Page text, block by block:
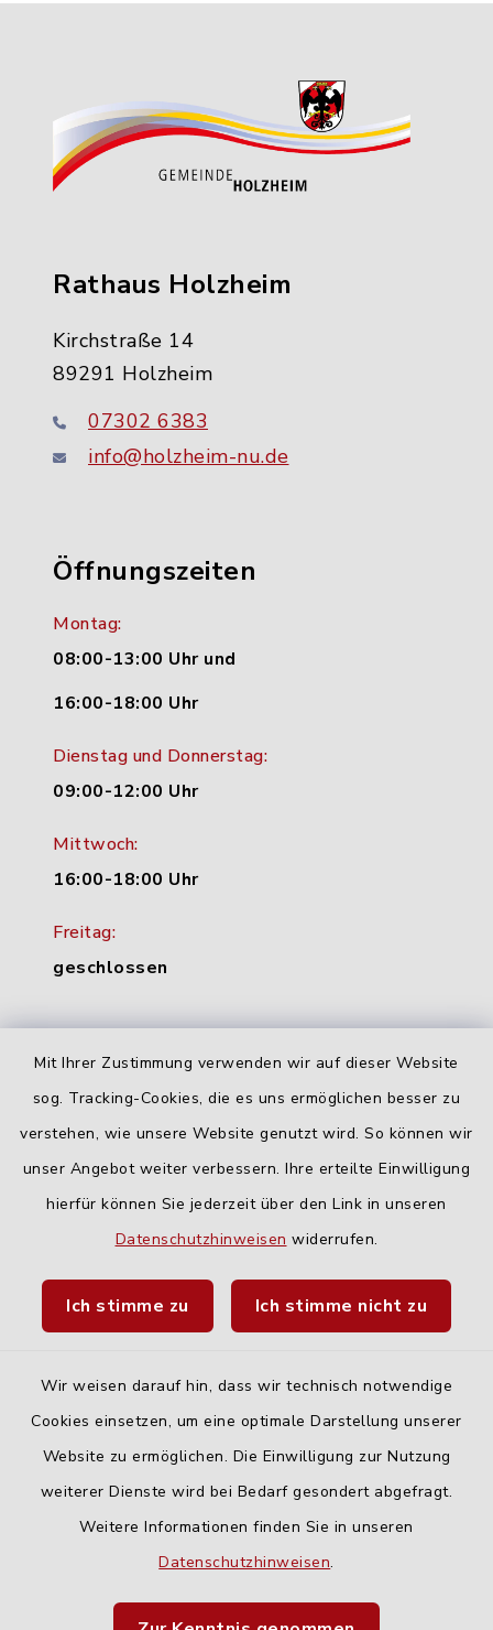
Mit Ihrer Zustimmung verwenden wir auf dieser Website
sog. Tracking-Cookies, die es uns ermöglichen besser zu
verstehen, wie unsere Website genutzt wird. So können wir
unser Angebot weiter verbessern. Ihre erteilte Einwilligung
hierfür können Sie jederzeit über den Link in unseren
Datenschutzhinweisen widerrufen.
Ich stimme zu Ich stimme nicht zu
Wir weisen darauf hin, dass wir technisch notwendige
Cookies einsetzen, um eine optimale Darstellung unserer
Website zu ermöglichen. Die Einwilligung zur Nutzung
weiterer Dienste wird bei Bedarf gesondert abgefragt.
Weitere Informationen finden Sie in unseren
Datenschutzhinweisen.
Rathaus Holzheim
Kirchstraße 14
89291 Holzheim
07302 6383
info@holzheim-nu.de
Öffnungszeiten
Montag:
08:00-13:00 Uhr und
16:00-18:00 Uhr
Dienstag und Donnerstag:
09:00-12:00 Uhr
Mittwoch:
16:00-18:00 Uhr
Freitag:
geschlossen
Landratsamt Neu-Ulm
Fahrplanauskunft DING
Kontakt
Datenschutz
Impressum
Sitemap
Cookie-Einstellungen